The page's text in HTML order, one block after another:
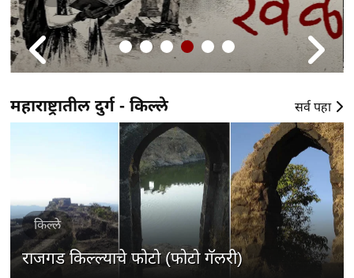
महाराष्ट्रातील दुर्ग - किल्ले सर्व पहा
किल्ले
राजगड किल्ल्याचे फोटो (फोटो गॅलरी)